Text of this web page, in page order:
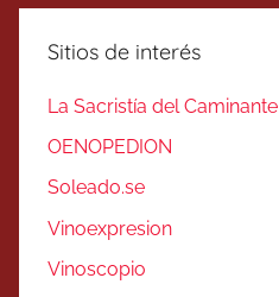
Sitios de interés
La Sacristía del Caminante
OENOPEDION
Soleado.se
Vinoexpresion
Vinoscopio